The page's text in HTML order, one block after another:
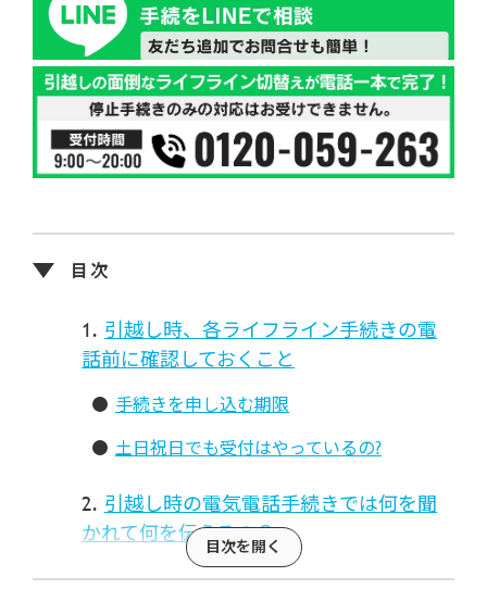
引越し時、各ライフライン手続きの電
話前に確認しておくこと
手続きを申し込む期限
土日祝日でも受付はやっているの?
引越し時の電気電話手続きでは何を聞
かれて何を伝えるの？
引越し時のガス電話手続きでは何を聞